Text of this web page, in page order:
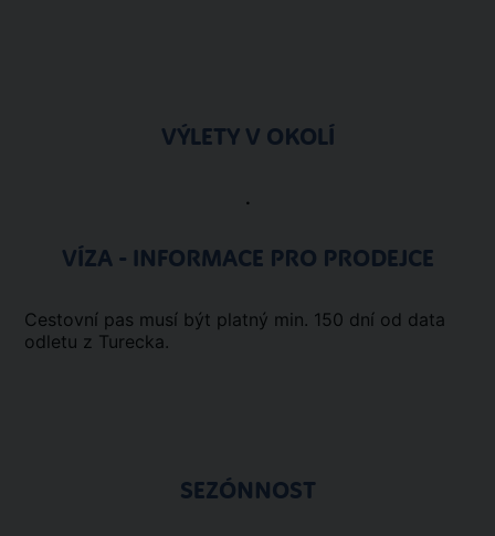
VÝLETY V OKOLÍ
.
VÍZA - INFORMACE PRO PRODEJCE
Cestovní pas musí být platný min. 150 dní od data
odletu z Turecka.
SEZÓNNOST